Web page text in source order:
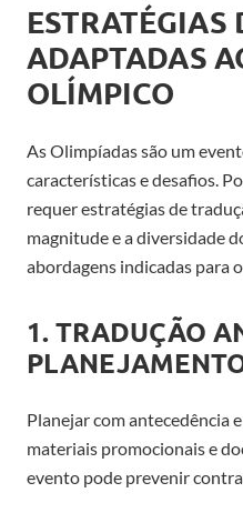
ESTRATÉGIAS
ADAPTADAS
OLÍMPICO
As Olimpíadas são um
características e desafios.
requer estratégias de
magnitude e a diversidade
abordagens indicadas para
1. TRADUÇÃO
Planejar com antecedência
materiais promocionais e
evento pode prevenir